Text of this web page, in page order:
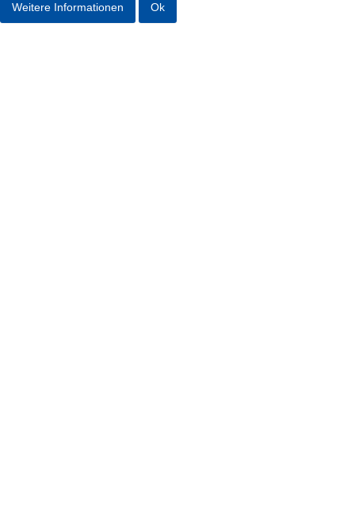
Weitere Informationen
Ok